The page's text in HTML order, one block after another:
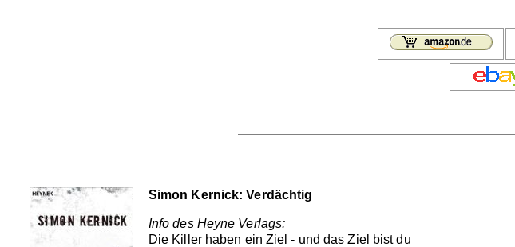
Simon Kernick: Verdächtig
Info des Heyne Verlags:
Die Killer haben ein Ziel - und das Ziel bist du